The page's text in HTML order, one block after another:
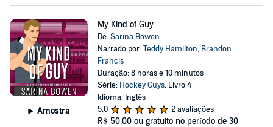
Amostra
My Kind of Guy
De:Sarina Bowen
Narrado por:Teddy Hamilton, Brandon
Francis
Duração: 8 horas e 10 minutos
Série: Hockey Guys, Livro 4
Idioma: Inglês
5,0
2 avaliações
R$ 50,00 ou gratuito no período de 30